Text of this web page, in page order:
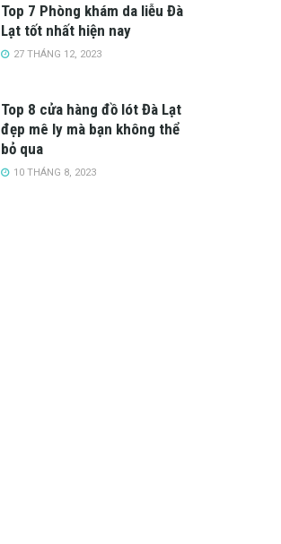
Top 7 Phòng khám da liễu Đà
Lạt tốt nhất hiện nay
27 THÁNG 12, 2023
Top 8 cửa hàng đồ lót Đà Lạt
đẹp mê ly mà bạn không thể
bỏ qua
10 THÁNG 8, 2023